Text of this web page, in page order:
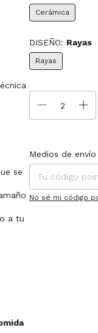
se
a tu
Cerámica
DISEÑO: Rayas
Rayas
Entregas para el CP:
Medios de envío
No sé mi código